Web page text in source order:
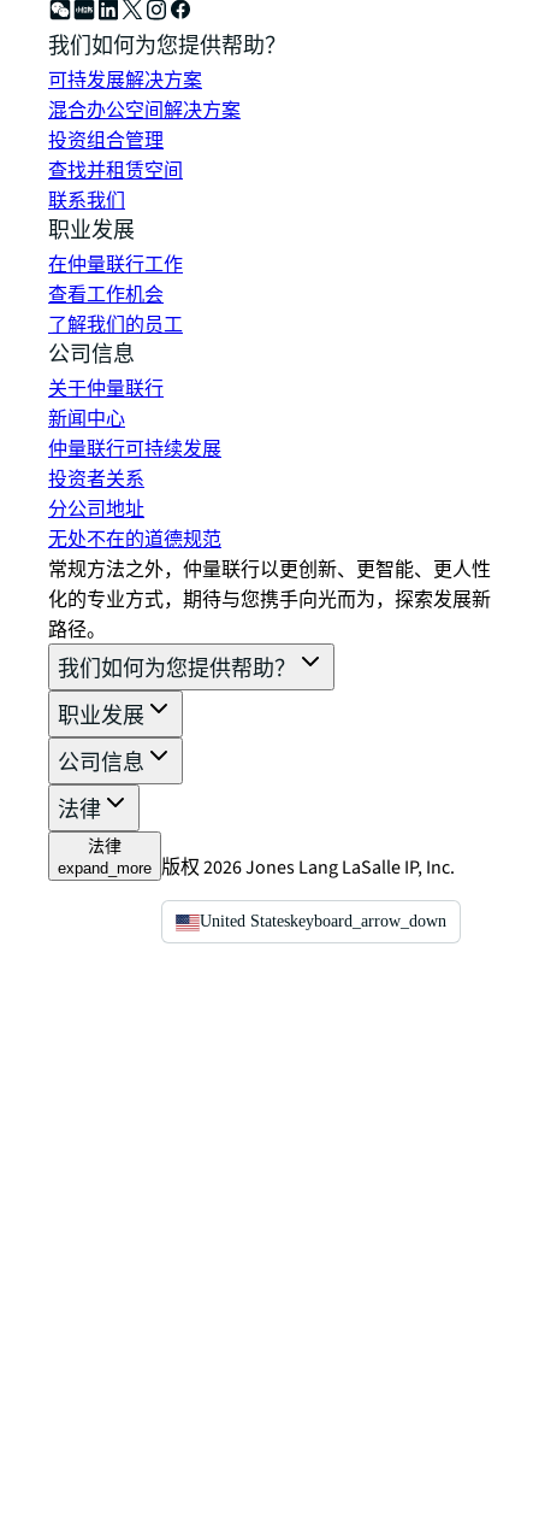
我们如何为您提供帮助？
可持发展解决方案
混合办公空间解决方案
投资组合管理
查找并租赁空间
联系我们
职业发展
在仲量联行工作
查看工作机会
了解我们的员工
公司信息
关于仲量联行
新闻中心
仲量联行可持续发展
投资者关系
分公司地址
无处不在的道德规范
常规方法之外，仲量联行以更创新、更智能、更人性
化的专业方式，期待与您携手向光而为，探索发展新
路径。
我们如何为您提供帮助？
职业发展
公司信息
法律
法律
expand_more 版权 2026 Jones Lang LaSalle IP, Inc.
United Stateskeyboard_arrow_down